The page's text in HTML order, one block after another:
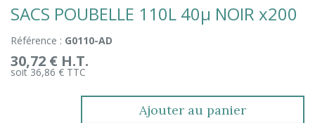
SACS POUBELLE 110L 40µ NOIR x200
Référence : G0110-AD
30,72 € H.T.
soit 36,86 € TTC
Ajouter au panier